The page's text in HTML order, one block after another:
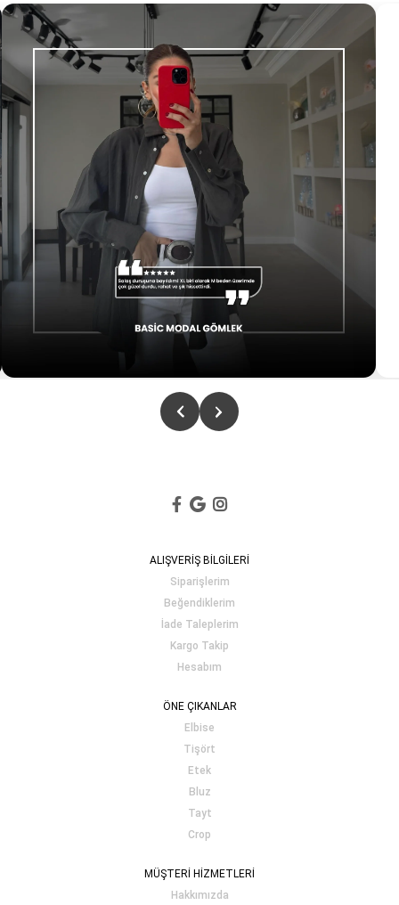
ALIŞVERİŞ BİLGİLERİ
Siparişlerim
Beğendiklerim
İade Taleplerim
Kargo Takip
Hesabım
ÖNE ÇIKANLAR
Elbise
Tişört
Etek
Bluz
Tayt
Crop
MÜŞTERİ HİZMETLERİ
Hakkımızda